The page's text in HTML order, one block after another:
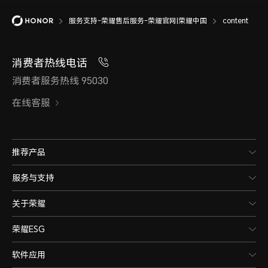
服务支持-荣耀售后服务-荣耀官网|荣耀中国 content
消费者热线电话
消费者服务热线 95030
在线客服
推荐产品
服务与支持
关于荣耀
荣耀ESG
软件应用